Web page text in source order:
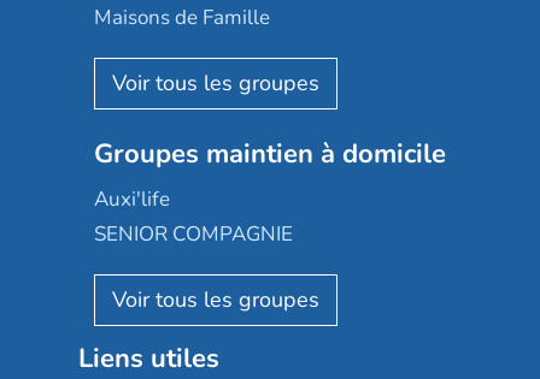
Happy Senior
Aquarelia
Nexity edenea
Les jardins d'Arcadie
Occitalia
Appartseniors
Reseda
Stella management
Les villages d'or
Maisons de Famille
Korian
Emera
Groupe SOS
Le Noble Âge
Almage
Résidalya
Groupe aplus
Groupes maintien à domicile
Auxi'life
SENIOR COMPAGNIE
AGE D'OR Services
Liens utiles